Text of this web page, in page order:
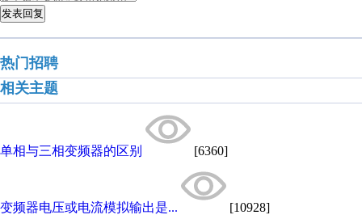
发表回复
热门招聘
相关主题
单相与三相变频器的区别 [6360]
变频器电压或电流模拟输出是... [10928]